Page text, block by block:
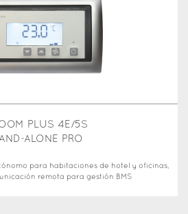
PLUS 4E/5S
ALONE PRO
para habitaciones de hotel y oficinas,
remota para gestión BMS